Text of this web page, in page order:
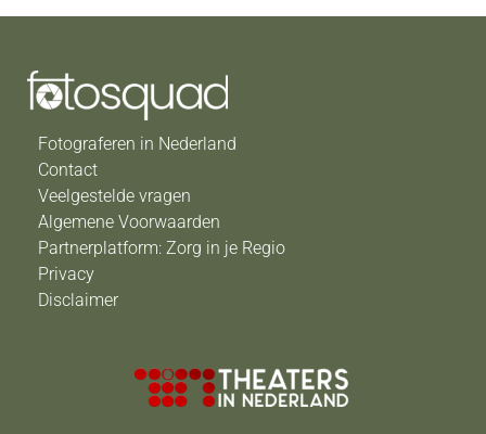
Fotograferen in Nederland
Contact
Veelgestelde vragen
Algemene Voorwaarden
Partnerplatform: Zorg in je Regio
Privacy
Disclaimer